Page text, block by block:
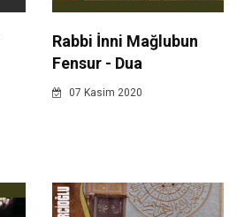
Rabbi İnni Mağlubun
Fensur - Dua
07 Kasim 2020